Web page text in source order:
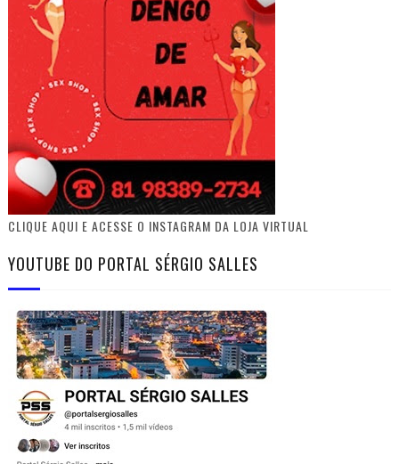
CLIQUE AQUI E ACESSE O INSTAGRAM DA LOJA VIRTUAL
YOUTUBE DO PORTAL SÉRGIO SALLES